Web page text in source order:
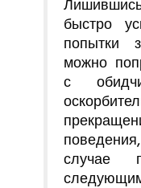
быстро
попытки
можно
с
случае